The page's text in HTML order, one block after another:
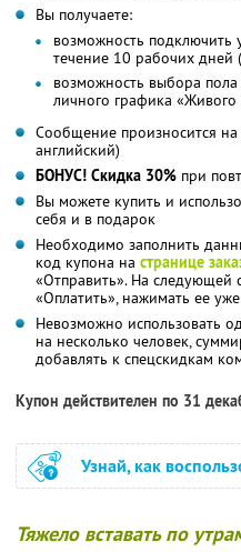
Вы получаете:
возможность подключить
течение 10 рабочих дней
возможность выбора
личного графика «Живого
Сообщение произносится
английский)
БОНУС! Скидка 30% при
Вы можете купить и
себя и в подарок
Необходимо заполнить
код купона на странице
«Отправить». На следующей
«Оплатить», нажимать ее
Невозможно использовать
на несколько человек,
добавлять к спецскидкам
Купон действителен по 31
Узнай, как
Тяжело вставать по